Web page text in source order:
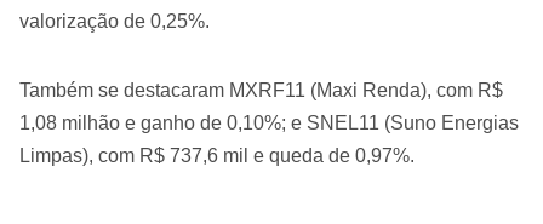
valorização de 0,25%.
Também se destacaram MXRF11 (Maxi Renda), com R$
1,08 milhão e ganho de 0,10%; e SNEL11 (Suno Energias
Limpas), com R$ 737,6 mil e queda de 0,97%.